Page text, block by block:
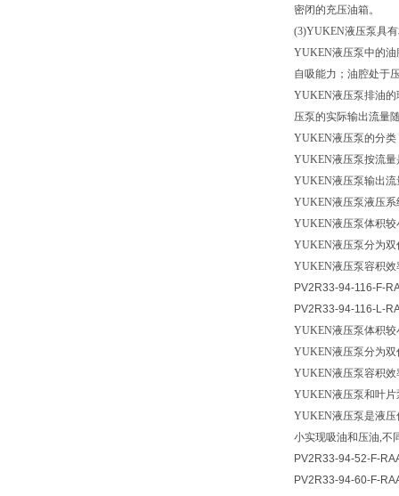
密闭的充压油箱。
(3)YUKEN液压泵具
YUKEN液压泵中的
自吸能力；油腔处于
YUKEN液压泵排油
压泵的实际输出流量
YUKEN液压泵的分类
YUKEN液压泵按流
YUKEN液压泵输出
YUKEN液压泵液压
YUKEN液压泵体积
YUKEN液压泵分为
YUKEN液压泵容积
PV2R33-94-116-F-
PV2R33-94-116-L-
YUKEN液压泵体积
YUKEN液压泵分为
YUKEN液压泵容积
YUKEN液压泵和叶
YUKEN液压泵是液
小实现吸油和压油,不
PV2R33-94-52-F-
PV2R33-94-60-F-